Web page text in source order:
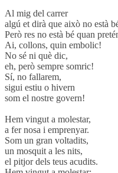
Al mig del carrer
algú et dirà que això no està
Però res no està bé quan
Ai, collons, quin embolic!
No sé ni què dic,
eh, però sempre somric!
Sí, no fallarem,
sigui estiu o hivern
som el nostre govern!
Hem vingut a molestar,
a fer nosa i emprenyar.
Som un gran voltadits,
un mosquit a les nits,
el pitjor dels teus acudits.